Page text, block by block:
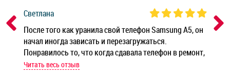
Светлана
После того как уранила свой телефон Samsung A5, он
начал иногда зависать и перезагружаться.
Понравилось то, что когда сдавала телефон в ремонт,
мастер при мне сделал быструю диагностику и сказал
Читать весь отзыв